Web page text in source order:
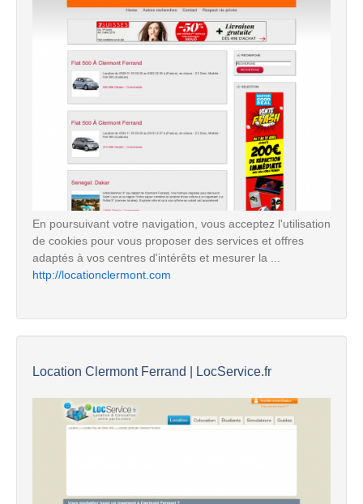
En poursuivant votre navigation, vous acceptez l'utilisation
de cookies pour vous proposer des services et offres
adaptés à vos centres d'intérêts et mesurer la ...
http://locationclermont.com
Location Clermont Ferrand | LocService.fr